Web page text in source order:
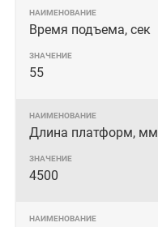
Время подъема, сек
55
Длина платформ, мм
4500